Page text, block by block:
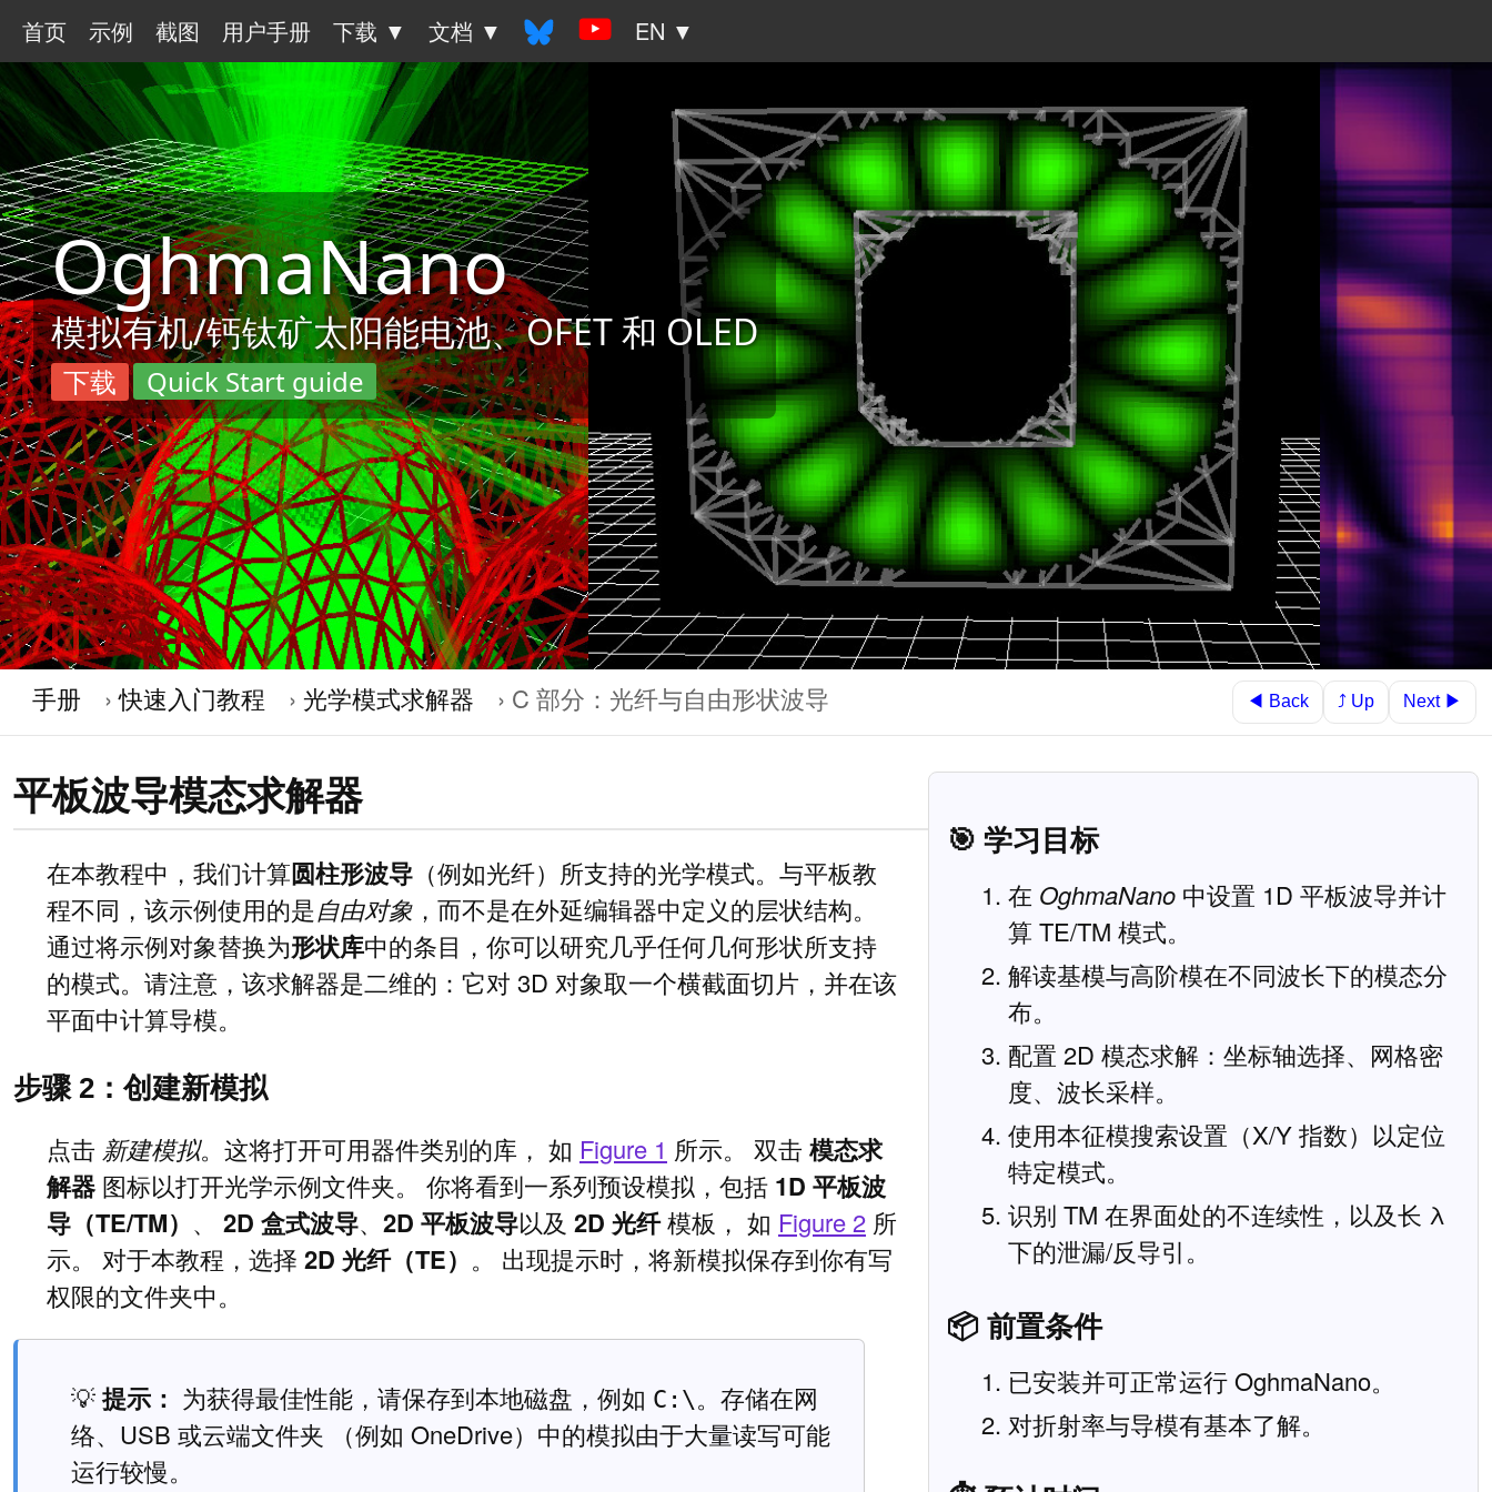
首页 示例 截图 用户手册 下载 ▼ 文档 ▼ EN ▼
OghmaNano
模拟有机/钙钛矿太阳能电池、OFET 和 OLED
下载 Quick Start guide
手册 快速入门教程 光学模式求解器 C 部分：光纤与自由形状波导 ◀ Back ⤴ Up Next ▶
🎯 学习目标
在 OghmaNano中设置 1D 平板波导并计
算 TE/TM 模式。
解读基模与高阶模在不同波长下的模态分
布。
配置 2D 模态求解：坐标轴选择、网格密
度、波长采样。
使用本征模搜索设置（X/Y 指数）以定位
特定模式。
识别 TM 在界面处的不连续性，以及长 λ
下的泄漏/反导引。
📦 前置条件
已安装并可正常运行 OghmaNano。
对折射率与导模有基本了解。
平板波导模态求解器
在本教程中，我们计算圆柱形波导 （例如光纤）所支持的光学模式。与平板教
程不同，该示例使用的是自由对象 ，而不是在外延编辑器中定义的层状结构。
通过将示例对象替换为形状库中的条目，你可以研究几乎任何几何形状所支持
的模式。请注意，该求解器是二维的：它对 3D 对象取一个横截面切片，并在该
平面中计算导模。
步骤 2：创建新模拟
点击 新建模拟。这将打开可用器件类别的库， 如 Figure 1 所示。 双击 模态求
解器 图标以打开光学示例文件夹。 你将看到一系列预设模拟，包括 1D 平板波
导（TE/TM） 、 2D 盒式波导、 2D 平板波导以及 2D 光纤模板， 如 Figure 2 所
示。 对于本教程，选择 2D 光纤（TE） 。 出现提示时，将新模拟保存到你有写
权限的文件夹中。
💡提示： 为获得最佳性能，请保存到本地磁盘，例如 C:\。存储在网
络、USB 或云端文件夹 （例如 OneDrive）中的模拟由于大量读写可能
运行较慢。